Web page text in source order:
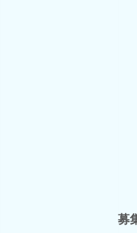
募